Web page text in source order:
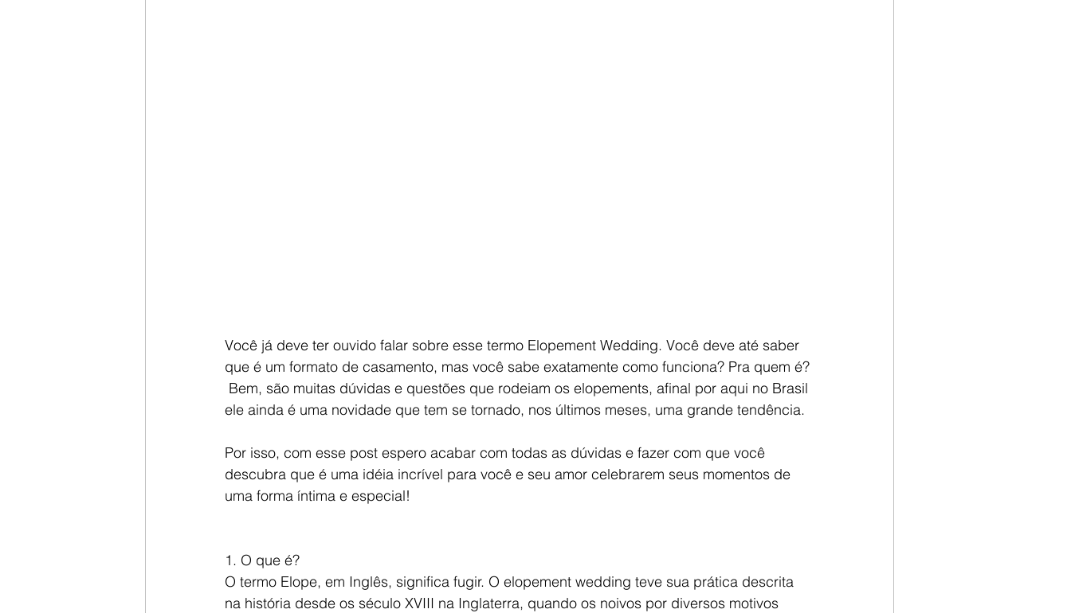
Você já deve ter ouvido falar sobre esse termo Elopement Wedding. Você deve até saber
que é um formato de casamento, mas você sabe exatamente como funciona? Pra quem é?
Bem, são muitas dúvidas e questões que rodeiam os elopements, afinal por aqui no Brasil
ele ainda é uma novidade que tem se tornado, nos últimos meses, uma grande tendência.
Por isso, com esse post espero acabar com todas as dúvidas e fazer com que você
descubra que é uma idéia incrível para você e seu amor celebrarem seus momentos de
uma forma íntima e especial!
1. O que é?
O termo Elope, em Inglês, significa fugir. O elopement wedding teve sua prática descrita
na história desde os século XVIII na Inglaterra, quando os noivos por diversos motivos